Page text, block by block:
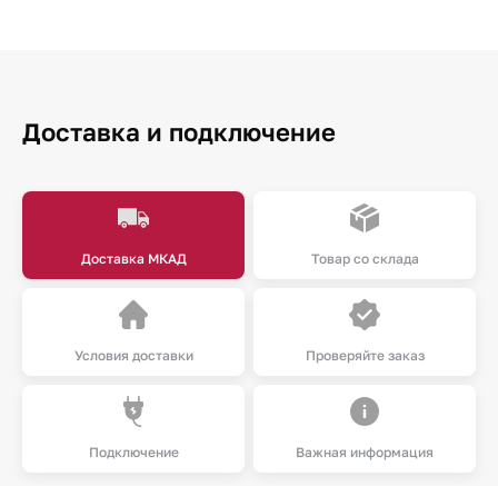
Доставка и подключение
Доставка МКАД Товар со склада
Условия доставки Проверяйте заказ
Подключение Важная информация